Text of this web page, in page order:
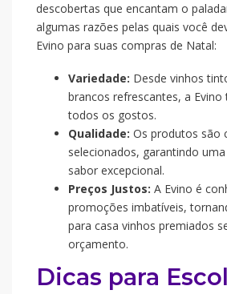
descobertas que encantam o
algumas razões pelas quais você
Evino para suas compras de Natal:
Variedade: Desde vinhos
brancos refrescantes, a
todos os gostos.
Qualidade: Os produtos são
selecionados, garantindo
sabor excepcional.
Preços Justos: A Evino é
promoções imbatíveis,
para casa vinhos premiados
orçamento.
Dicas para